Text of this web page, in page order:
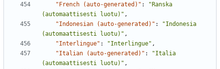
"French (auto-generated)" :
"Ranska
(automaattisesti luotu)" ,
"Indonesian (auto-generated)" :
"Indonesia
(automaattisesti luotu)" ,
"Interlingue" : "Interlingue" ,
"Italian (auto-generated)" :
"Italia
(automaattisesti luotu)" ,